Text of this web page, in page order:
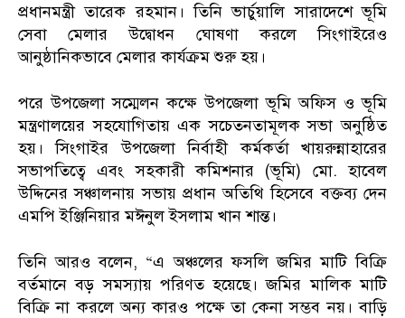
প্রধানমন্ত্রী তারেক রহমান। তিনি ভার্চুয়ালি সারাদেশে ভূমি
সেবা মেলার উদ্বোধন ঘোষণা করলে সিংগাইরেও
আনুষ্ঠানিকভাবে মেলার কার্যক্রম শুরু হয়।
পরে উপজেলা সম্মেলন কক্ষে উপজেলা ভূমি অফিস ও ভূমি
মন্ত্রণালয়ের সহযোগিতায় এক সচেতনতামূলক সভা অনুষ্ঠিত
হয়। সিংগাইর উপজেলা নির্বাহী কর্মকর্তা খায়রুন্নাহারের
সভাপতিত্বে এবং সহকারী কমিশনার (ভূমি) মো. হাবেল
উদ্দিনের সঞ্চালনায় সভায় প্রধান অতিথি হিসেবে বক্তব্য দেন
এমপি ইঞ্জিনিয়ার মঈনুল ইসলাম খান শান্ত।
তিনি আরও বলেন, “এ অঞ্চলের ফসলি জমির মাটি বিক্রি
বর্তমানে বড় সমস্যায় পরিণত হয়েছে। জমির মালিক মাটি
বিক্রি না করলে অন্য কারও পক্ষে তা কেনা সম্ভব নয়। বাড়ি